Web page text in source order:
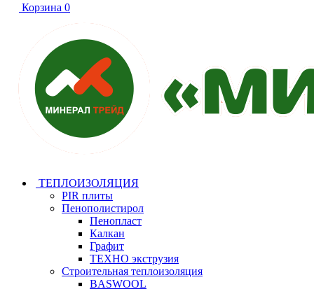
Корзина 0
ТЕПЛОИЗОЛЯЦИЯ
PIR плиты
Пенополистирол
Пенопласт
Калкан
Графит
ТЕХНО экструзия
Строительная теплоизоляция
BASWOOL